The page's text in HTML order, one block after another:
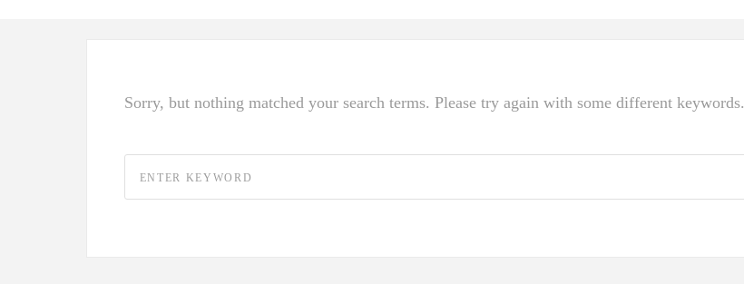
Sorry, but nothing matched your search terms. Please try again with some different keywords.